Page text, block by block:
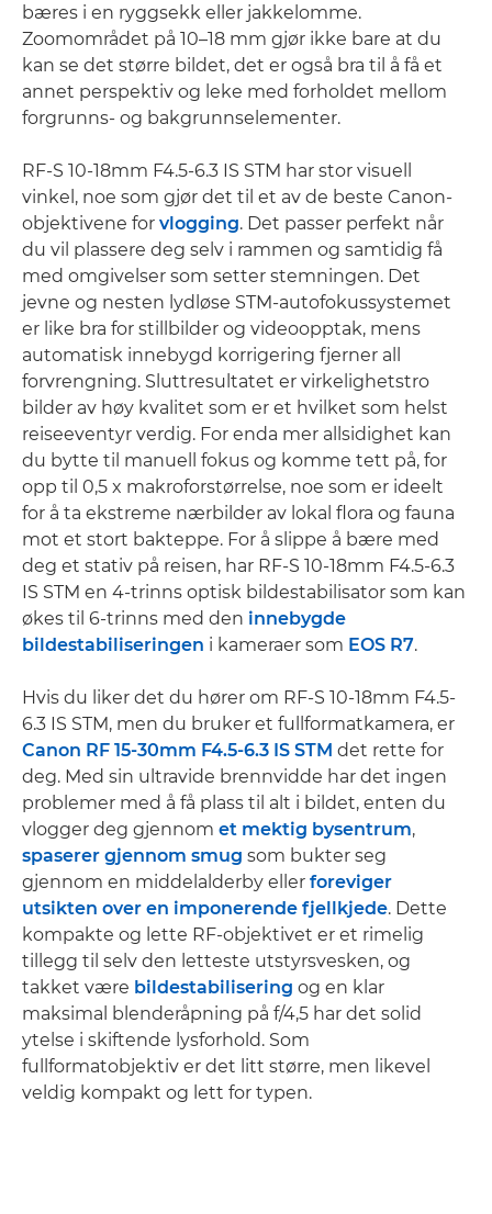
bæres i en ryggsekk eller jakkelomme.
Zoomområdet på 10–18 mm gjør ikke bare at du
kan se det større bildet, det er også bra til å få et
annet perspektiv og leke med forholdet mellom
forgrunns- og bakgrunnselementer.
RF-S 10-18mm F4.5-6.3 IS STM har stor visuell
vinkel, noe som gjør det til et av de beste Canon-
objektivene for vlogging. Det passer perfekt når
du vil plassere deg selv i rammen og samtidig få
med omgivelser som setter stemningen. Det
jevne og nesten lydløse STM-autofokussystemet
er like bra for stillbilder og videoopptak, mens
automatisk innebygd korrigering fjerner all
forvrengning. Sluttresultatet er virkelighetstro
bilder av høy kvalitet som er et hvilket som helst
reiseeventyr verdig. For enda mer allsidighet kan
du bytte til manuell fokus og komme tett på, for
opp til 0,5 x makroforstørrelse, noe som er ideelt
for å ta ekstreme nærbilder av lokal flora og fauna
mot et stort bakteppe. For å slippe å bære med
deg et stativ på reisen, har RF-S 10-18mm F4.5-6.3
IS STM en 4-trinns optisk bildestabilisator som kan
økes til 6-trinns med den innebygde
bildestabiliseringen i kameraer som EOS R7.
Hvis du liker det du hører om RF-S 10-18mm F4.5-
6.3 IS STM, men du bruker et fullformatkamera, er
Canon RF 15-30mm F4.5-6.3 IS STM det rette for
deg. Med sin ultravide brennvidde har det ingen
problemer med å få plass til alt i bildet, enten du
vlogger deg gjennom et mektig bysentrum,
spaserer gjennom smug som bukter seg
gjennom en middelalderby eller foreviger
utsikten over en imponerende fjellkjede. Dette
kompakte og lette RF-objektivet er et rimelig
tillegg til selv den letteste utstyrsvesken, og
takket være bildestabilisering og en klar
maksimal blenderåpning på f/4,5 har det solid
ytelse i skiftende lysforhold. Som
fullformatobjektiv er det litt større, men likevel
veldig kompakt og lett for typen.